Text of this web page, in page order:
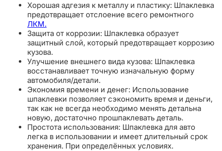
Хорошая адгезия к металлу и пластику: Шпаклевка
предотвращает отслоение всего ремонтного
ЛКМ.
Защита от коррозии: Шпаклевка образует
защитный слой, который предотвращает коррозию
кузова.
Улучшение внешнего вида кузова: Шпаклевка
восстанавливает точную изначальную форму
автомобиля/детали.
Экономия времени и денег: Использование
шпаклевки позволяет сэкономить время и деньги,
так как не всегда необходимо менять детальна
новую, достаточно прошпаклевать деталь.
Простота использования: Шпаклевка для авто
легка в использовании и имеет длительный срок
хранения. При определённых условиях.